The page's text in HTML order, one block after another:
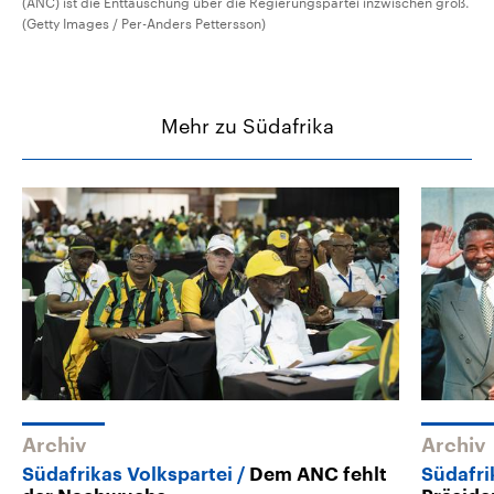
(Getty Images / Per-Anders Pettersson)
Mehr zu Südafrika
Archiv
Südafrikas Volkspartei
Dem ANC fehlt
Archiv